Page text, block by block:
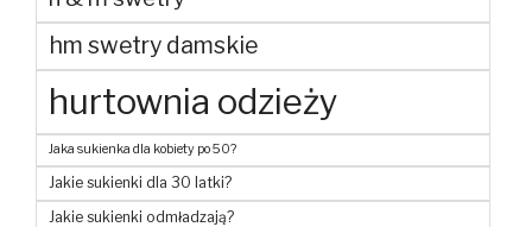
hm swetry damskie
hurtownia odzieży
Jaka sukienka dla kobiety po 50?
Jakie sukienki dla 30 latki?
Jakie sukienki odmładzają?